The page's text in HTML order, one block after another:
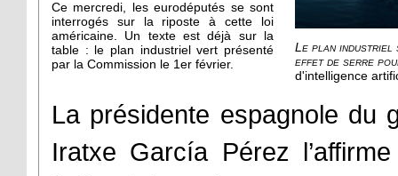
Ce mercredi, les eurodéputés se sont
interrogés sur la riposte à cette loi
américaine. Un texte est déjà sur la
table : le plan industriel vert présenté
par la Commission le 1er février.
Le plan industriel
effet de serre
d'intelligence
La présidente espagnole du
Iratxe García Pérez